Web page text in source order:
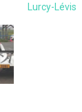
Lurcy-Lévis